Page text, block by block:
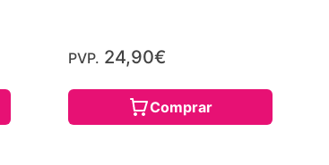
PVP. 24,90€
Comprar